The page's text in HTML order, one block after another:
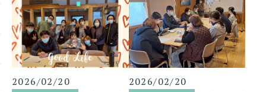
2026/02/20 2026/02/20